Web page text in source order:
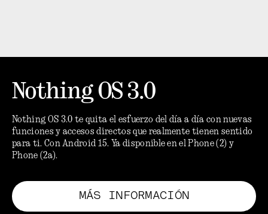
Nothing OS 3.0
Nothing OS 3.0 te quita el esfuerzo del día a día con nuevas
funciones y accesos directos que realmente tienen sentido
para ti. Con Android 15. Ya disponible en el Phone (2) y
Phone (2a).
MÁS INFORMACIÓN